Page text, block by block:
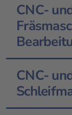
CNC-
CNC-